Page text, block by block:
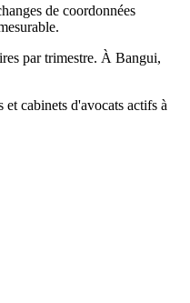
de coordonnées
par trimestre. À Bangui,
et cabinets d'avocats actifs à